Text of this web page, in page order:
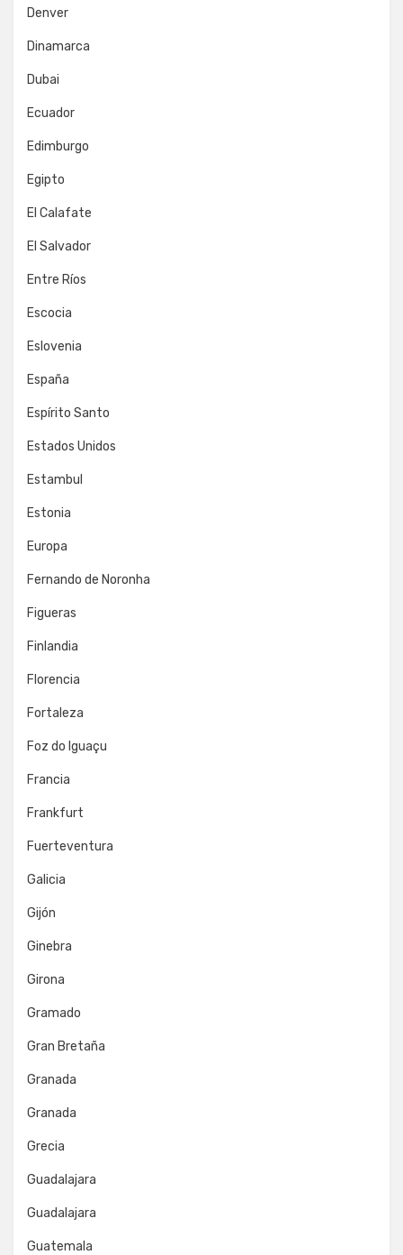
Denver
Dinamarca
Dubai
Ecuador
Edimburgo
Egipto
El Calafate
El Salvador
Entre Ríos
Escocia
Eslovenia
España
Espírito Santo
Estados Unidos
Estambul
Estonia
Europa
Fernando de Noronha
Figueras
Finlandia
Florencia
Fortaleza
Foz do Iguaçu
Francia
Frankfurt
Fuerteventura
Galicia
Gijón
Ginebra
Girona
Gramado
Gran Bretaña
Granada
Granada
Grecia
Guadalajara
Guadalajara
Guatemala